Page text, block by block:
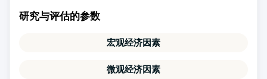
研究与评估的参数
宏观经济因素
微观经济因素